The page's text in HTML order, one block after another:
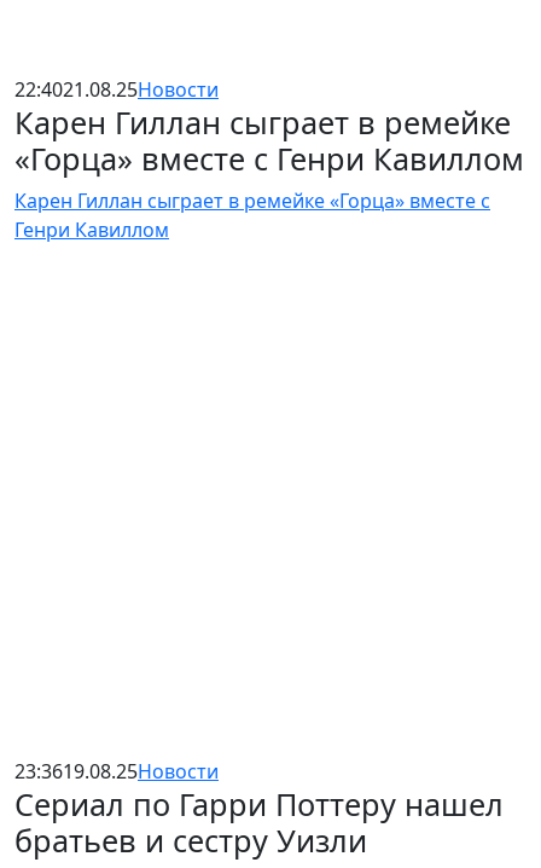
22:4021.08.25Новости
Карен Гиллан сыграет в ремейке
«Горца» вместе с Генри Кавиллом
Карен Гиллан сыграет в ремейке «Горца» вместе с
Генри Кавиллом
23:3619.08.25Новости
Сериал по Гарри Поттеру нашел
братьев и сестру Уизли